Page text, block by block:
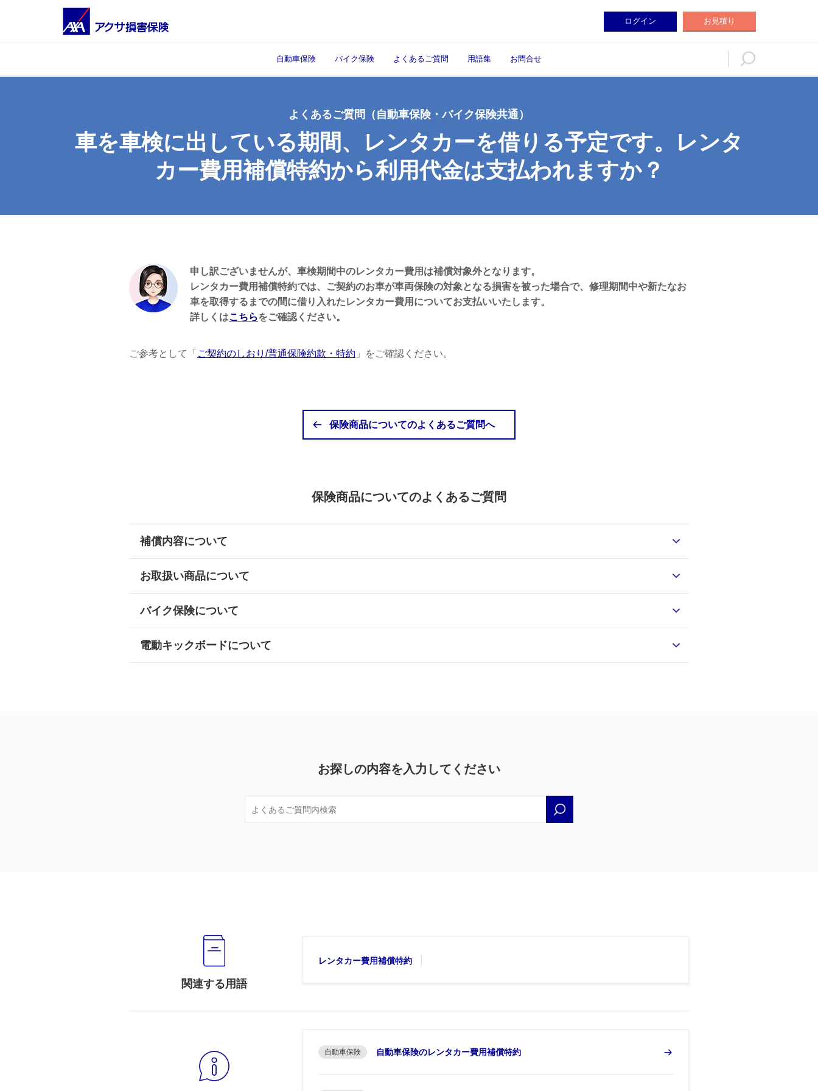
ログイン お見積り
自動車保険 バイク保険 よくあるご質問 用語集 お問合せ お見積り
よくあるご質問 （自動車保険・バイク保険共通）
車を車検に出している期間、レンタカーを借りる予定です。レンタ
カー費用補償特約から利用代金は支払われますか？
申し訳ございませんが、車検期間中のレンタカー費用は補償対象外となります。
レンタカー費用補償特約では、ご契約のお車が車両保険の対象となる損害を被った場合で、修理期間中や新たなお
車を取得するまでの間に借り入れたレンタカー費用についてお支払いいたします。
詳しくはこちらをご確認ください。
ご参考として「 ご契約のしおり/普通保険約款・特約 」をご確認ください。
保険商品についてのよくあるご質問へ
保険商品についてのよくあるご質問
補償内容について
お取扱い商品について
バイク保険について
電動キックボードについて
お探しの内容を入力してください
関連する用語
レンタカー費用補償特約
自動車保険 自動車保険のレンタカー費用補償特約